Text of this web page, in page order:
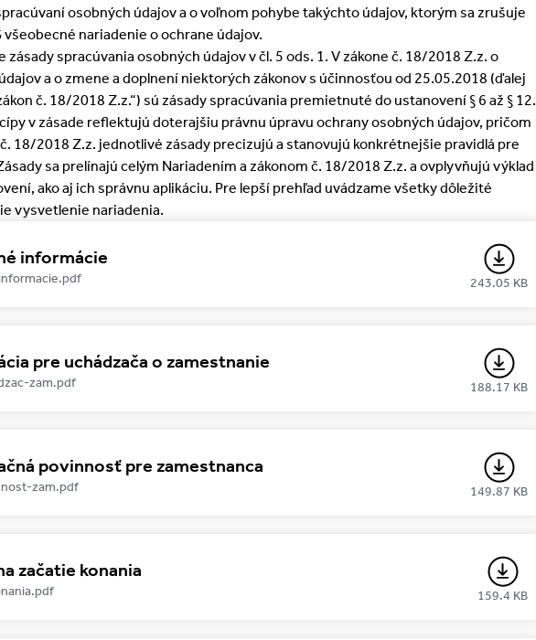
osobných údajov a o voľnom pohybe takýchto údajov, ktorým sa zrušuje
nariadenie o ochrane údajov.
zásady spracúvania osobných údajov v čl. 5 ods. 1. V zákone č. 18/2018 Z.z. o
a o zmene a doplnení niektorých zákonov s účinnosťou od 25.05.2018 (ďalej
č. 18/2018 Z.z.“) sú zásady spracúvania premietnuté do ustanovení § 6 až § 12.
v zásade reflektujú doterajšiu právnu úpravu ochrany osobných údajov, pričom
18/2018 Z.z. jednotlivé zásady precizujú a stanovujú konkrétnejšie pravidlá pre
sa prelínajú celým Nariadením a zákonom č. 18/2018 Z.z. a ovplyvňujú výklad
ako aj ich správnu aplikáciu. Pre lepší prehľad uvádzame všetky dôležité
vysvetlenie nariadenia.
informácie
243.05 KB
pre uchádzača o zamestnanie
zam.pdf 188.17 KB
povinnosť pre zamestnanca
zam.pdf 149.87 KB
začatie konania
159.4 KB